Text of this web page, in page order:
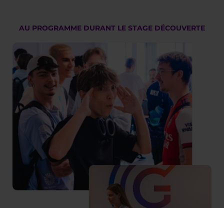
AU PROGRAMME DURANT LE STAGE DÉCOUVERTE